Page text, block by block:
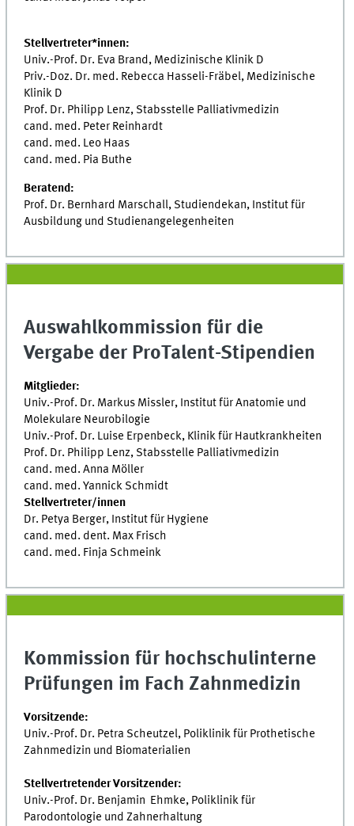
Stellvertreter*innen:
Univ.-Prof. Dr. Eva Brand, Medizinische Klinik D
Priv.-Doz. Dr. med. Rebecca Hasseli-Fräbel, Medizinische
Klinik D
Prof. Dr. Philipp Lenz, Stabsstelle Palliativmedizin
cand. med. Peter Reinhardt
cand. med. Leo Haas
cand. med. Pia Buthe
Beratend:
Prof. Dr. Bernhard Marschall, Studiendekan, Institut für
Ausbildung und Studienangelegenheiten
Auswahlkommission für die
Vergabe der ProTalent-Stipendien
Mitglieder:
Univ.-Prof. Dr. Markus Missler, Institut für Anatomie und
Molekulare Neurobilogie
Univ.-Prof. Dr. Luise Erpenbeck, Klinik für Hautkrankheiten
Prof. Dr. Philipp Lenz, Stabsstelle Palliativmedizin
cand. med. Anna Möller
cand. med. Yannick Schmidt
Stellvertreter/innen
Dr. Petya Berger, Institut für Hygiene
cand. med. dent. Max Frisch
cand. med. Finja Schmeink
Kommission für hochschulinterne
Prüfungen im Fach Zahnmedizin
Vorsitzende:
Univ.-Prof. Dr. Petra Scheutzel, Poliklinik für Prothetische
Zahnmedizin und Biomaterialien
Stellvertretender Vorsitzender:
Univ.-Prof. Dr. Benjamin Ehmke, Poliklinik für
Parodontologie und Zahnerhaltung